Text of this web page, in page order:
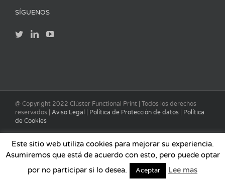
SÍGUENOS
@ Copyright 2022 Clúster Functional Print | Todos los derechos
reservados | Aviso Legal Política de Protección de datos
Política
de Cookies
Este sitio web utiliza cookies para mejorar su experiencia.
Asumiremos que está de acuerdo con esto, pero puede optar
por no participar si lo desea.
Aceptar Lee mas